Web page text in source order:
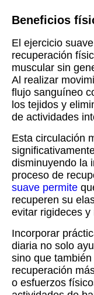
Beneficios
El ejercicio
recuperación
muscular sin
Al realizar
flujo sanguíneo
los tejidos y
de actividades
Esta circulación
disminuyendo la
proceso de
suave permite
recuperen su
evitar rigideces y
Incorporar
diaria no solo
sino que
recuperación
o esfuerzos